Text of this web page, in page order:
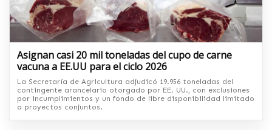
Asignan casi 20 mil toneladas del cupo de carne
vacuna a EE.UU para el ciclo 2026
La Secretaría de Agricultura adjudicó 19.956 toneladas del
contingente arancelario otorgado por EE. UU., con exclusiones
por incumplimientos y un fondo de libre disponibilidad limitado
a proyectos conjuntos.